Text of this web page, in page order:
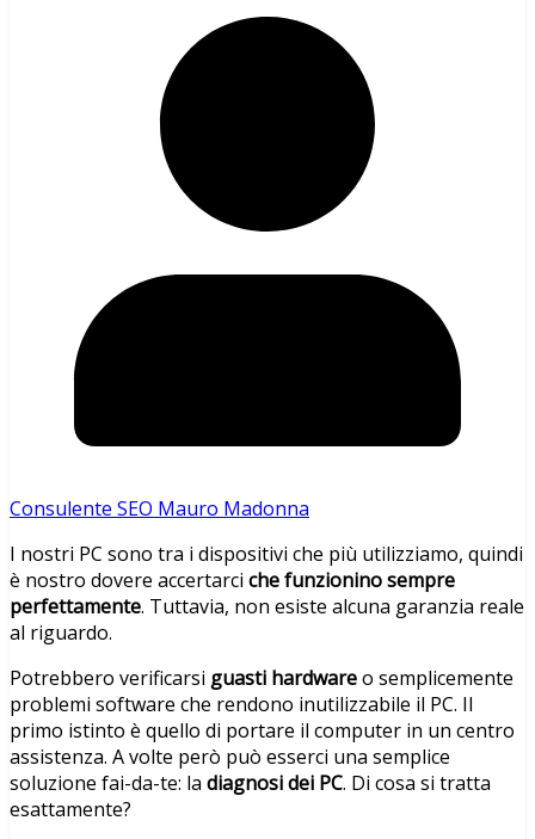
Consulente SEO Mauro Madonna
I nostri PC sono tra i dispositivi che più utilizziamo, quindi
è nostro dovere accertarci che funzionino sempre
perfettamente. Tuttavia, non esiste alcuna garanzia reale
al riguardo.
Potrebbero verificarsi guasti hardwareo semplicemente
problemi software che rendono inutilizzabile il PC. Il
primo istinto è quello di portare il computer in un centro
assistenza. A volte però può esserci una semplice
soluzione fai-da-te: la diagnosi dei PC. Di cosa si tratta
esattamente?